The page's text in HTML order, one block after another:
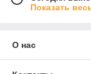
Показать
О нас